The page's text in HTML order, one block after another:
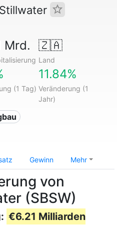
Mrd. 🇿🇦
Land
(1 Tag)
11.84%
Veränderung (1
Jahr)
Gewinn Mehr
von
(SBSW)
€6.21 Milliarden